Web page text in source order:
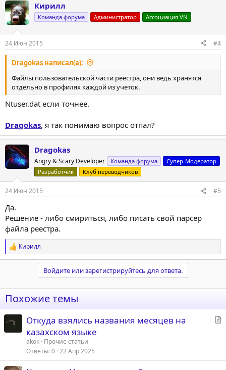
Кирилл
Команда форума Администратор Ассоциация VN
24 Июн 2015 #4
Dragokas написал(а):
Файлы пользовательской части реестра, они ведь хранятся
отдельно в профилях каждой из учеток.
Ntuser.dat если точнее.
Dragokas, я так понимаю вопрос отпал?
Dragokas
Angry & Scary Developer Команда форума
Супер-Модератор
Разработчик
Клуб переводчиков
24 Июн 2015 #5
Да.
Решение - либо смириться, либо писать свой парсер
файла реестра.
Р
е
и
и
Кирилл
Войдите или зарегистрируйтесь для ответа.
Похожие темы
ь
Откуда взялись названия месяцев на
казахском языке
akok Прочие статьи
Ответы 0 22 Апр 2025